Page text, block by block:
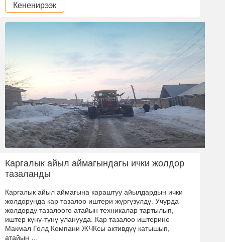
Кененирээк
Каргалык айыл аймагындагы ички жолдор
тазаланды
Каргалык айыл аймагына караштуу айылдардын ички
жолдорунда кар тазалоо иштери жүргүзүлдү. Учурда
жолдорду тазалоого атайын техникалар тартылып,
иштер күнү-түнү уланууда. Кар тазалоо иштерине
Макмал Голд Компани ЖЧКсы активдүү катышып,
атайын …